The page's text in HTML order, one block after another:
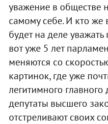
уважение в обществе
самому себе. И кто
будет на деле
вот уже 5 лет
меняются со
картинок, где уже
легитимного главного
депутаты высшего
отстреливают своих